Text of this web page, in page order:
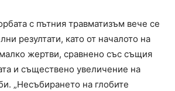
с пътния травматизъм вече се
резултати, като от началото на
жертви, сравнено със същия
и съществено увеличение на
„Несъбирането на глобите